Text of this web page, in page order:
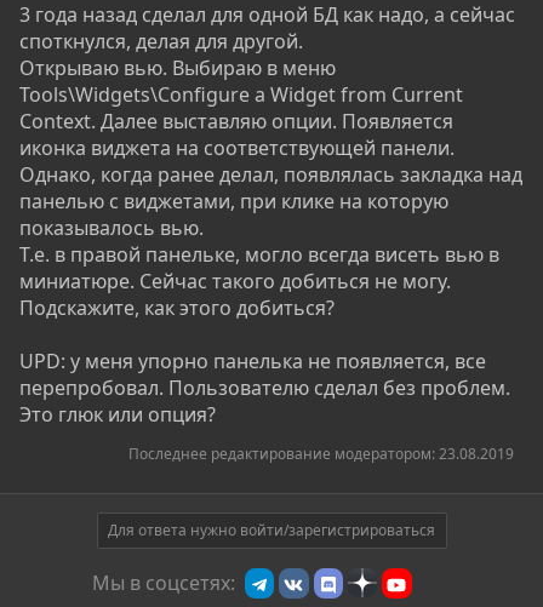
3 года назад сделал для одной БД как надо, а сейчас
споткнулся, делая для другой.
Открываю вью. Выбираю в меню
Tools\Widgets\Configure a Widget from Current
Context. Далее выставляю опции. Появляется
иконка виджета на соответствующей панели.
Однако, когда ранее делал, появлялась закладка над
панелью с виджетами, при клике на которую
показывалось вью.
Т.е. в правой панельке, могло всегда висеть вью в
миниатюре. Сейчас такого добиться не могу.
Подскажите, как этого добиться?
UPD: у меня упорно панелька не появляется, все
перепробовал. Пользователю сделал без проблем.
Это глюк или опция?
Последнее редактирование модератором: 23.08.2019
Для ответа нужно войти/зарегистрироваться
Мы в соцсетях: